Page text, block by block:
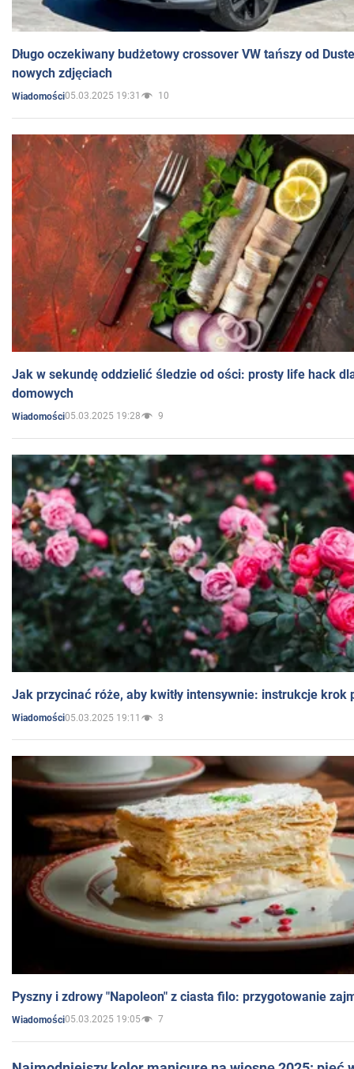
Długo oczekiwany budżetowy crossover VW tańszy od
nowych zdjęciach
Wiadomości05.03.2025 19:31 10
Jak w sekundę oddzielić śledzie od ości: prosty life hack
domowych
Wiadomości05.03.2025 19:28 9
Jak przycinać róże, aby kwitły intensywnie: instrukcje krok
Wiadomości05.03.2025 19:11 3
Pyszny i zdrowy "Napoleon" z ciasta filo: przygotowanie
Wiadomości05.03.2025 19:05 7